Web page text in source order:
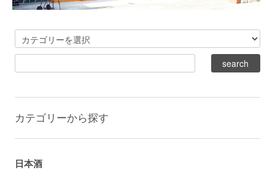
カテゴリーから探す
日本酒